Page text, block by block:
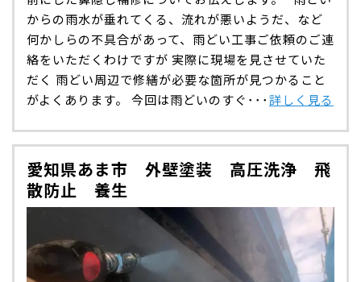
からの雨水が垂れてくる、流れが悪いようだ、など
何かしらの不具合があって、雨どい工事ご依頼のご連
絡をいただくわけですが 実際に現場を見させていた
だく 雨どい周辺で修繕が必要な箇所が見つかること
がよくあります。 今回は雨どいのすぐ･･･詳しく見る
愛知県あま市 外壁塗装 高圧洗浄 飛
散防止 養生